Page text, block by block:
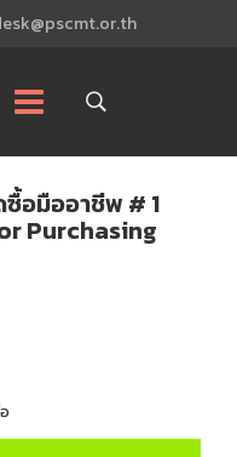
อมืออาชีพ # 1
Purchasing